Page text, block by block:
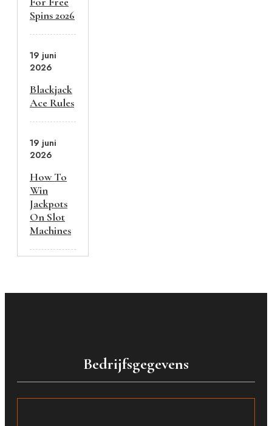
Spins 2026
19 juni
2026
Blackjack
Ace Rules
19 juni
2026
How To
Win
Jackpots
On Slot
Machines
Bedrijfsgegevens